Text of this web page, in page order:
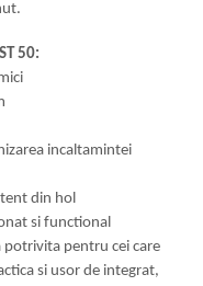
50:
incaltamintei
din hol
si functional
potrivita pentru cei care
si usor de integrat,